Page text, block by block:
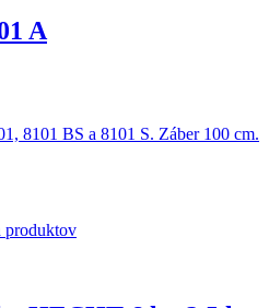
A
8101 BS a 8101 S. Záber 100 cm.
produktov